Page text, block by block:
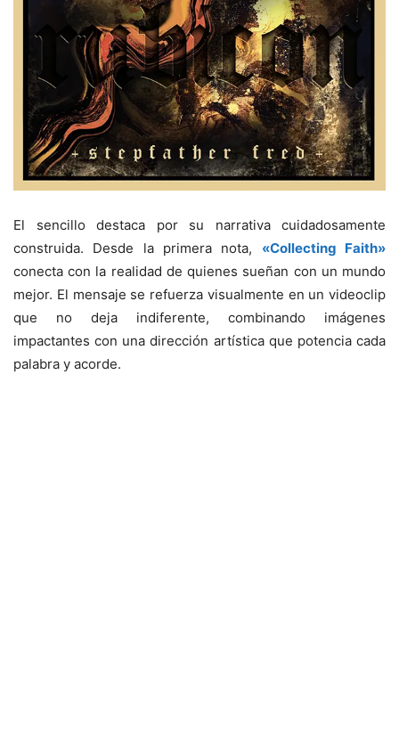
El sencillo destaca por su narrativa cuidadosamente
construida. Desde la primera nota, «Collecting Faith»
conecta con la realidad de quienes sueñan con un mundo
mejor. El mensaje se refuerza visualmente en un videoclip
que no deja indiferente, combinando imágenes
impactantes con una dirección artística que potencia cada
palabra y acorde.